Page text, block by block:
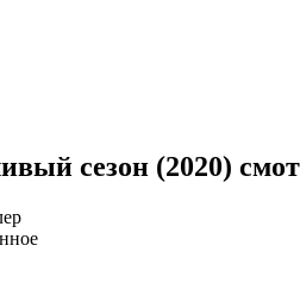
сезон (2020)